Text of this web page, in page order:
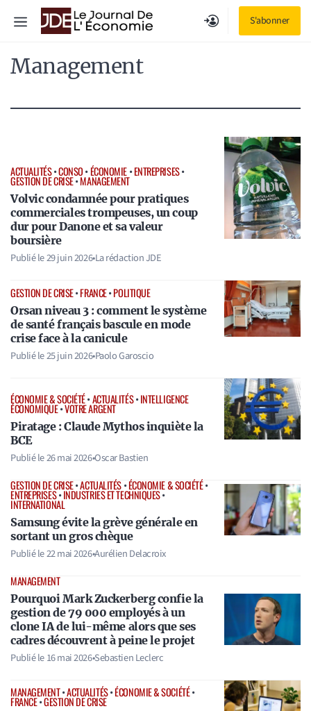
S'abonner
Menu
Management
ACTUALITÉS•CONSO•ÉCONOMIE•ENTREPRISES•
GESTION DE CRISE•MANAGEMENT
Volvic condamnée pour pratiques
commerciales trompeuses, un coup
dur pour Danone et sa valeur
boursière
Publié le29 juin 2026•La rédaction JDE
GESTION DE CRISE•FRANCE•POLITIQUE
Orsan niveau 3 : comment le système
de santé français bascule en mode
crise face à la canicule
Publié le25 juin 2026•Paolo Garoscio
ÉCONOMIE & SOCIÉTÉ•ACTUALITÉS•INTELLIGENCE
ÉCONOMIQUE•VOTRE ARGENT
Piratage : Claude Mythos inquiète la
BCE
Publié le26 mai 2026•Oscar Bastien
GESTION DE CRISE•ACTUALITÉS•ÉCONOMIE & SOCIÉTÉ•
ENTREPRISES•INDUSTRIES ET TECHNIQUES•
INTERNATIONAL
Samsung évite la grève générale en
sortant un gros chèque
Publié le22 mai 2026•Aurélien Delacroix
MANAGEMENT
Pourquoi Mark Zuckerberg confie la
gestion de 79 000 employés à un
clone IA de lui-même alors que ses
cadres découvrent à peine le projet
Publié le16 mai 2026•Sebastien Leclerc
MANAGEMENT•ACTUALITÉS•ÉCONOMIE & SOCIÉTÉ•
FRANCE•GESTION DE CRISE